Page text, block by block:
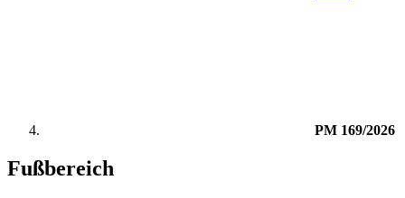
PM 169/2026
Fußbereich